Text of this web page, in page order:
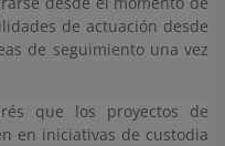
de actuación desde
de seguimiento una vez
que los proyectos de
en iniciativas de custodia